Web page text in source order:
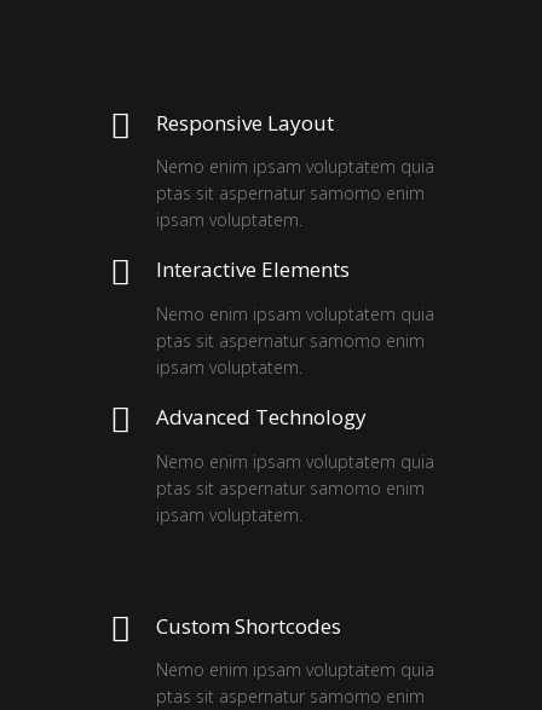
Responsive Layout
Nemo enim ipsam voluptatem quia
ptas sit aspernatur samomo enim
ipsam voluptatem.
Interactive Elements
Nemo enim ipsam voluptatem quia
ptas sit aspernatur samomo enim
ipsam voluptatem.
Advanced Technology
Nemo enim ipsam voluptatem quia
ptas sit aspernatur samomo enim
ipsam voluptatem.
Custom Shortcodes
Nemo enim ipsam voluptatem quia
ptas sit aspernatur samomo enim